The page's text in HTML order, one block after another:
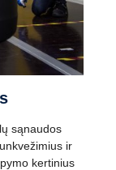
sąnaudos
ir
kertinius